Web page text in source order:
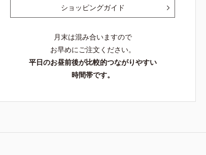
ショッピングガイド
月末は混み合いますので
お早めにご注文ください。
平日のお昼前後が比較的つながりやすい
時間帯です。